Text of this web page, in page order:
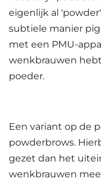
eigenlijk al
subtiele manier
met een PMU-
wenkbrauwen
poeder.
Een variant op de
powderbrows.
gezet dan het
wenkbrauwen